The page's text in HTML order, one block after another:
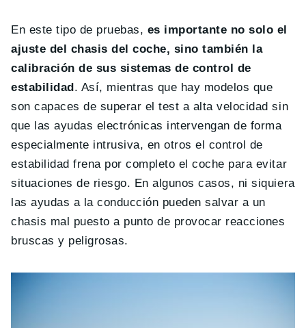
En este tipo de pruebas, es importante no solo el
ajuste del chasis del coche, sino también la
calibración de sus sistemas de control de
estabilidad. Así, mientras que hay modelos que
son capaces de superar el test a alta velocidad sin
que las ayudas electrónicas intervengan de forma
especialmente intrusiva, en otros el control de
estabilidad frena por completo el coche para evitar
situaciones de riesgo. En algunos casos, ni siquiera
las ayudas a la conducción pueden salvar a un
chasis mal puesto a punto de provocar reacciones
bruscas y peligrosas.